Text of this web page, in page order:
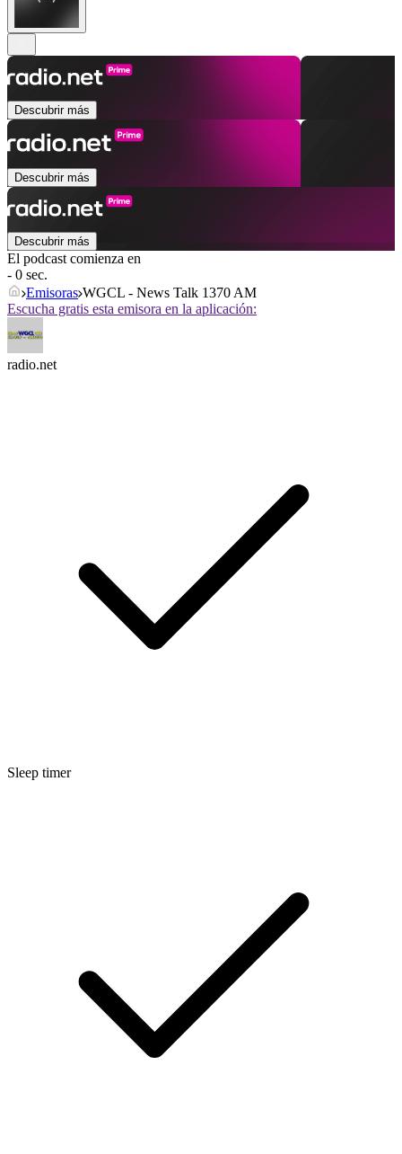
Descubrir más
Descubrir más
Descubrir más
El podcast comienza en
- 0 sec.
Emisoras WGCL - News Talk 1370 AM
Escucha gratis esta emisora en la aplicación:
radio.net
Sleep timer